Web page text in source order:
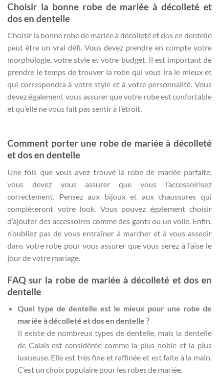
Choisir la bonne robe de mariée à décolleté et
dos en dentelle
Choisir la bonne robe de mariée à décolleté et dos en dentelle
peut être un vrai défi. Vous devez prendre en compte votre
morphologie, votre style et votre budget. Il est important de
prendre le temps de trouver la robe qui vous ira le mieux et
qui correspondra à votre style et à votre personnalité. Vous
devez également vous assurer que votre robe est confortable
et qu’elle ne vous fait pas sentir à l’étroit.
Comment porter une robe de mariée à décolleté
et dos en dentelle
Une fois que vous avez trouvé la robe de mariée parfaite,
vous devez vous assurer que vous l’accessoirisez
correctement. Pensez aux bijoux et aux chaussures qui
complèteront votre look. Vous pouvez également choisir
d’ajouter des accessoires comme des gants ou un voile. Enfin,
n’oubliez pas de vous entraîner à marcher et à vous asseoir
dans votre robe pour vous assurer que vous serez à l’aise le
jour de votre mariage.
FAQ sur la robe de mariée à décolleté et dos en
dentelle
Quel type de dentelle est le mieux pour une robe de
mariée à décolleté et dos en dentelle ?
Il existe de nombreux types de dentelle, mais la dentelle
de Calais est considérée comme la plus noble et la plus
luxueuse. Elle est très fine et raffinée et est faite à la main.
C’est un choix populaire pour les robes de mariée.